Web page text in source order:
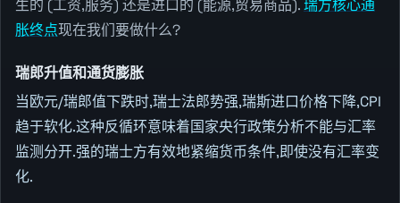
生的 (工资,服务) 还是进口的 (能源,贸易商品).瑞方核心通
胀终点现在我们要做什么?
瑞郎升值和通货膨胀
当欧元/瑞郎值下跌时,瑞士法郎势强,瑞斯进口价格下降,CPI
趋于软化.这种反循环意味着国家央行政策分析不能与汇率
监测分开.强的瑞士方有效地紧缩货币条件,即使没有汇率变
化.